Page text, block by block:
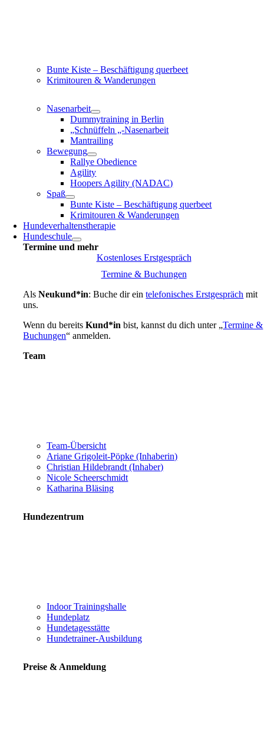
Bunte Kiste – Beschäftigung querbeet
Krimitouren & Wanderungen
Nasenarbeit
Dummytraining in Berlin
„Schnüffeln „-Nasenarbeit
Mantrailing
Bewegung
Rallye Obedience
Agility
Hoopers Agility (NADAC)
Spaß
Bunte Kiste – Beschäftigung querbeet
Krimitouren & Wanderungen
Hundeverhaltenstherapie
Hundeschule
Termine und mehr
Kostenloses Erstgespräch
Termine & Buchungen
AlsNeukund*in: Buche dir eintelefonisches Erstgespräch mit
uns.
Wenn du bereitsKund*in bist, kannst du dich unter „Termine &
Buchungen“ anmelden.
Team
Team-Übersicht
Ariane Grigoleit-Pöpke (Inhaberin)
Christian Hildebrandt (Inhaber)
Nicole Scheerschmidt
Katharina Bläsing
Hundezentrum
Indoor Trainingshalle
Hundeplatz
Hundetagesstätte
Hundetrainer-Ausbildung
Preise & Anmeldung